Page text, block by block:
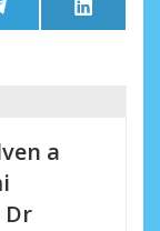
Compartir
en
Telegram
en
LinkedIn
a